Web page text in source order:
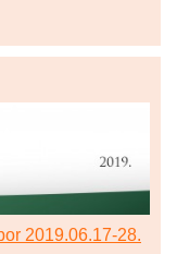
2019.06.17-28.